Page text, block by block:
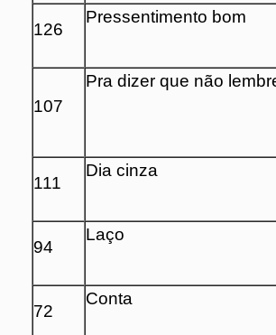
126
Pressentimento bom
107
Pra dizer que não
111
Dia cinza
94
Laço
72
Conta